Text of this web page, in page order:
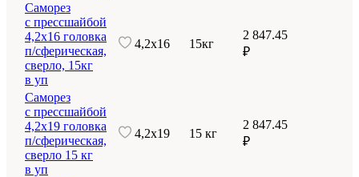
Саморез
с прессшайбой
4,2х16 головка
п/сферическая,
сверло, 15кг
в уп
4,2х16 15кг
2 847.45
₽
Саморез
с прессшайбой
4,2х19 головка
п/сферическая,
сверло 15 кг
в уп
4,2х19 15 кг
2 847.45
₽